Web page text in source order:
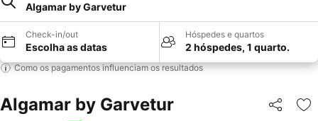
Algamar by Garvetur
Check-in/out
Escolha as datas
Hóspedes e quartos
2 hóspedes, 1 quarto.
Como os pagamentos influenciam os resultados
Algamar by Garvetur Partilhar